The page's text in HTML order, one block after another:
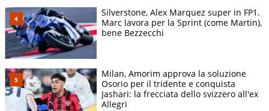
Silverstone, Alex Marquez super in FP1.
Marc lavora per la Sprint (come Martin),
bene Bezzecchi
Milan, Amorim approva la soluzione
Osorio per il tridente e conquista
Jashari: la frecciata dello svizzero all'ex
Allegri